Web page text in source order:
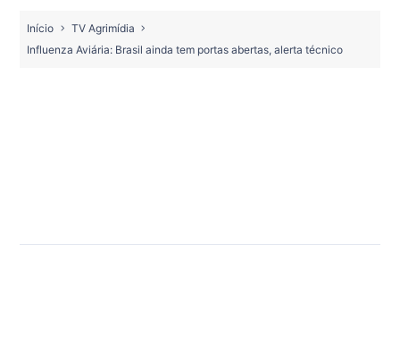
Início
TV Agrimídia
Influenza Aviária: Brasil ainda tem portas abertas, alerta técnico